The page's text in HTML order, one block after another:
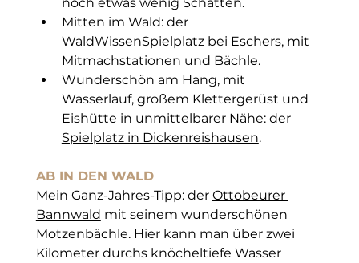
Mitten im Wald: der
WaldWissenSpielplatz bei Eschers, mit
Mitmachstationen und Bächle.
Wunderschön am Hang, mit
Wasserlauf, großem Klettergerüst und
Eishütte in unmittelbarer Nähe: der
Spielplatz in Dickenreishausen.
AB IN DEN WALD
Mein Ganz-Jahres-Tipp: der Ottobeurer
Bannwald mit seinem wunderschönen
Motzenbächle. Hier kann man über zwei
Kilometer durchs knöcheltiefe Wasser